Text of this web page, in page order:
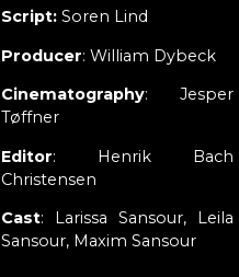
Script:Soren Lind
Producer: William Dybeck
Cinematography: Jesper
Tøffner
Editor: Henrik Bach
Christensen
Cast: Larissa Sansour, Leila
Sansour, Maxim Sansour